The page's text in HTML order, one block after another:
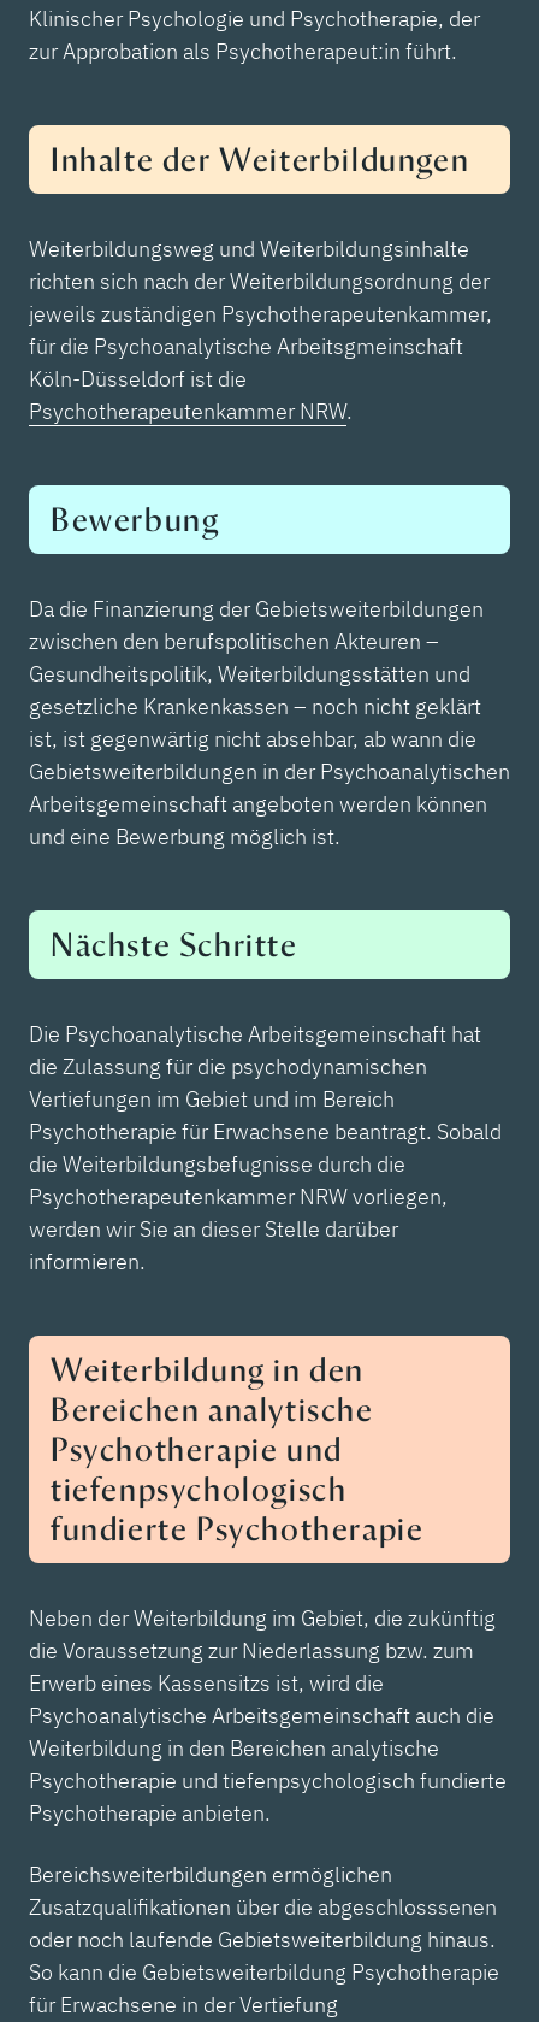
Klinischer Psychologie und Psychotherapie, der
zur Approbation als Psychotherapeut:in führt.
Inhalte der Weiterbildungen
Weiterbildungsweg und Weiterbildungsinhalte
richten sich nach der Weiterbildungsordnung der
jeweils zuständigen Psychotherapeutenkammer,
für die Psychoanalytische Arbeitsgmeinschaft
Köln-Düsseldorf ist die
Psychotherapeutenkammer NRW.
Bewerbung
Da die Finanzierung der Gebietsweiterbildungen
zwischen den berufspolitischen Akteuren –
Gesundheitspolitik, Weiterbildungsstätten und
gesetzliche Krankenkassen – noch nicht geklärt
ist, ist gegenwärtig nicht absehbar, ab wann die
Gebietsweiterbildungen in der Psychoanalytischen
Arbeitsgemeinschaft angeboten werden können
und eine Bewerbung möglich ist.
Nächste Schritte
Die Psychoanalytische Arbeitsgemeinschaft hat
die Zulassung für die psychodynamischen
Vertiefungen im Gebiet und im Bereich
Psychotherapie für Erwachsene beantragt. Sobald
die Weiterbildungsbefugnisse durch die
Psychotherapeutenkammer NRW vorliegen,
werden wir Sie an dieser Stelle darüber
informieren.
Weiterbildung in den
Bereichen analytische
Psychotherapie und
tiefenpsychologisch
fundierte Psychotherapie
Neben der Weiterbildung im Gebiet, die zukünftig
die Voraussetzung zur Niederlassung bzw. zum
Erwerb eines Kassensitzs ist, wird die
Psychoanalytische Arbeitsgemeinschaft auch die
Weiterbildung in den Bereichen analytische
Psychotherapie und tiefenpsychologisch fundierte
Psychotherapie anbieten.
Bereichsweiterbildungen ermöglichen
Zusatzqualifikationen über die abgeschlosssenen
oder noch laufende Gebietsweiterbildung hinaus.
So kann die Gebietsweiterbildung Psychotherapie
für Erwachsene in der Vertiefung